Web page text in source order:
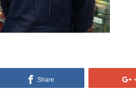
Share